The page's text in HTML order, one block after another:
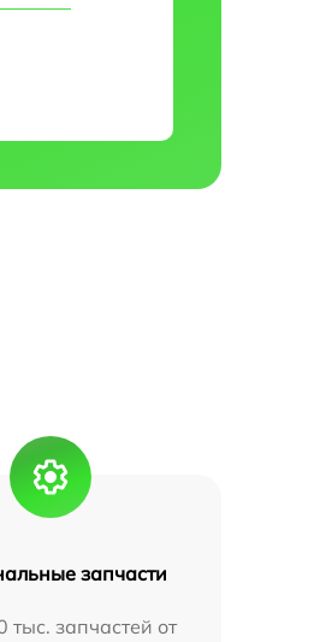
запчасти
тыс. запчастей от